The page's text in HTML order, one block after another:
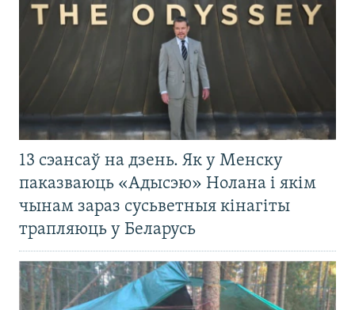
13 сэансаў на дзень. Як у Менску
паказваюць «Адысэю» Нолана і якім
чынам зараз сусьветныя кінагіты
трапляюць у Беларусь